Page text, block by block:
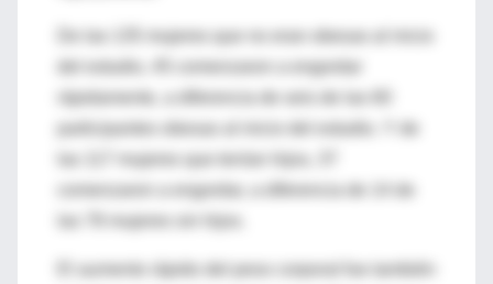
del estudio, 45 comenzaron a engordar
comenzaron a engordar, a diferencia de 14 de